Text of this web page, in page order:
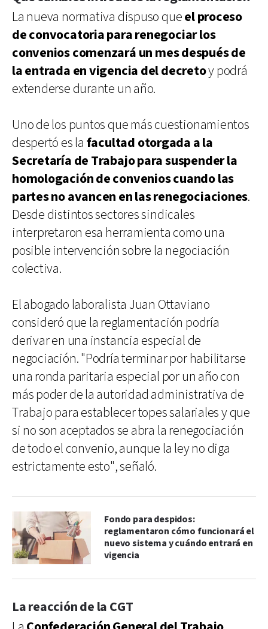
La nueva normativa dispuso queel proceso
de convocatoria para renegociar los
convenios comenzará un mes después de
la entrada en vigencia del decretoy podrá
extenderse durante un año.
Uno de los puntos que más cuestionamientos
despertó es la facultad otorgada a la
Secretaría de Trabajo para suspender la
homologación de convenios cuando las
partes no avancen en las renegociaciones.
Desde distintos sectores sindicales
interpretaron esa herramienta como una
posible intervención sobre la negociación
colectiva.
El abogado laboralista Juan Ottaviano
consideró que la reglamentación podría
derivar en una instancia especial de
negociación. "Podría terminar por habilitarse
una ronda paritaria especial por un año con
más poder de la autoridad administrativa de
Trabajo para establecer topes salariales y que
si no son aceptados se abra la renegociación
de todo el convenio, aunque la ley no diga
estrictamente esto", señaló.
Fondo para despidos:
reglamentaron cómo funcionará el
nuevo sistema y cuándo entrará en
vigencia
La reacción de la CGT